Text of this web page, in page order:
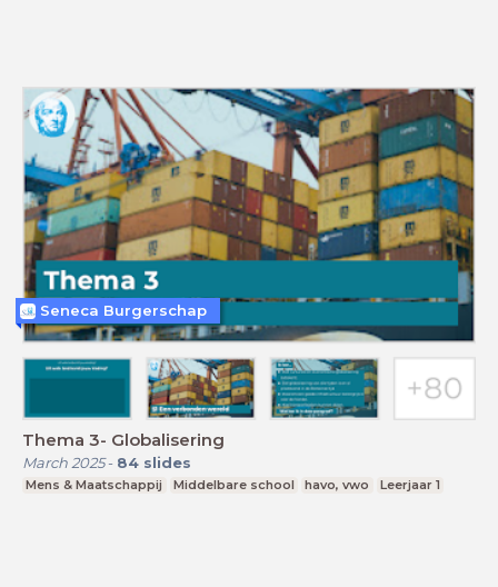
Thema 3- Globalisering
March 2025- 84 slides
Mens & Maatschappij Middelbare school havo, vwo Leerjaar 1
Seneca Burgerschap